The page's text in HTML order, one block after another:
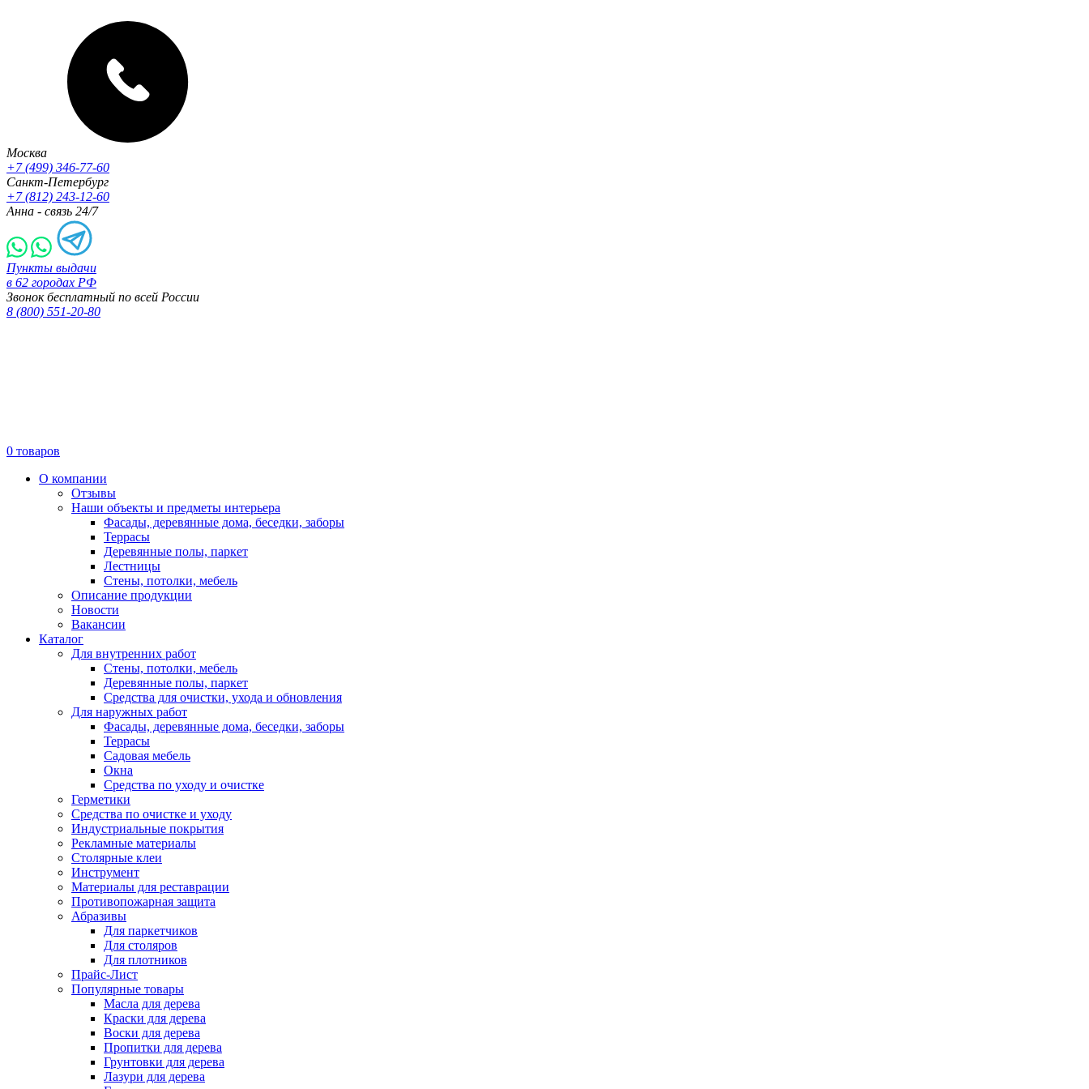
Москва
+7 (499) 346-77-60
Санкт-Петербург
+7 (812) 243-12-60
Анна - связь 24/7
Пункты выдачи
в 62 городах РФ
Звонок бесплатный по всей России
8 (800) 551-20-80
0 товаров
О компании
Отзывы
Наши объекты и предметы интерьера
Фасады, деревянные дома, беседки, заборы
Террасы
Деревянные полы, паркет
Лестницы
Стены, потолки, мебель
Описание продукции
Новости
Вакансии
Каталог
Для внутренних работ
Стены, потолки, мебель
Деревянные полы, паркет
Средства для очистки, ухода и обновления
Для наружных работ
Фасады, деревянные дома, беседки, заборы
Террасы
Садовая мебель
Окна
Средства по уходу и очистке
Герметики
Средства по очистке и уходу
Индустриальные покрытия
Рекламные материалы
Столярные клеи
Инструмент
Материалы для реставрации
Противопожарная защита
Абразивы
Для паркетчиков
Для столяров
Для плотников
Прайс-Лист
Популярные товары
Масла для дерева
Краски для дерева
Воски для дерева
Пропитки для дерева
Грунтовки для дерева
Лазури для дерева